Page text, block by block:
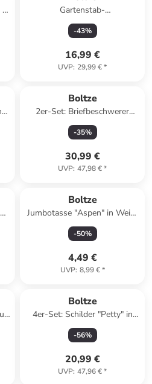
Gartenstab-
Sturmaschenbecher "Smoker"
in Schwarz - (H)116 cm
-43%
16,99 €
UVP: 29,99 €*
Boltze
2er-Set: Briefbeschwerer
"Wave" in Türkis - (H)8 x Ø 8
cm
-35%
30,99 €
UVP: 47,98 €*
Boltze
Jumbotasse "Aspen" in Weiß/
Braun - 300 ml
-50%
4,49 €
UVP: 8,99 €*
Boltze
4er-Set: Schilder "Petty" in
Bunt - (B)40 x (H)20 cm
-56%
20,99 €
UVP: 47,96 €*